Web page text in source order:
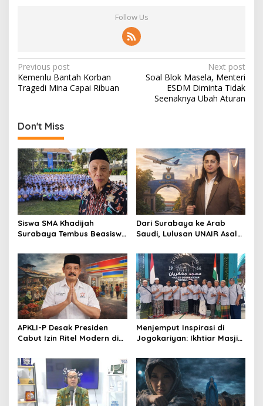
Follow Us
P
o
t
n
a
v
i
g
a
t
i
o
n
Previous post
Kemenlu Bantah Korban
Tragedi Mina Capai Ribuan
Next post
Soal Blok Masela, Menteri
ESDM Diminta Tidak
Seenaknya Ubah Aturan
Don't Miss
Siswa SMA Khadijah
Surabaya Tembus Beasiswa
Jalur Prestasi
Dari Surabaya ke Arab
Saudi, Lulusan UNAIR Asal
Kreatif Global
APKLI-P Desak Presiden
Cabut Izin Ritel Modern di
Rakyat
Menjemput Inspirasi di
Jogokariyan: Ikhtiar Masjid
Mewujudkan Manajemen
Berbasis Umat